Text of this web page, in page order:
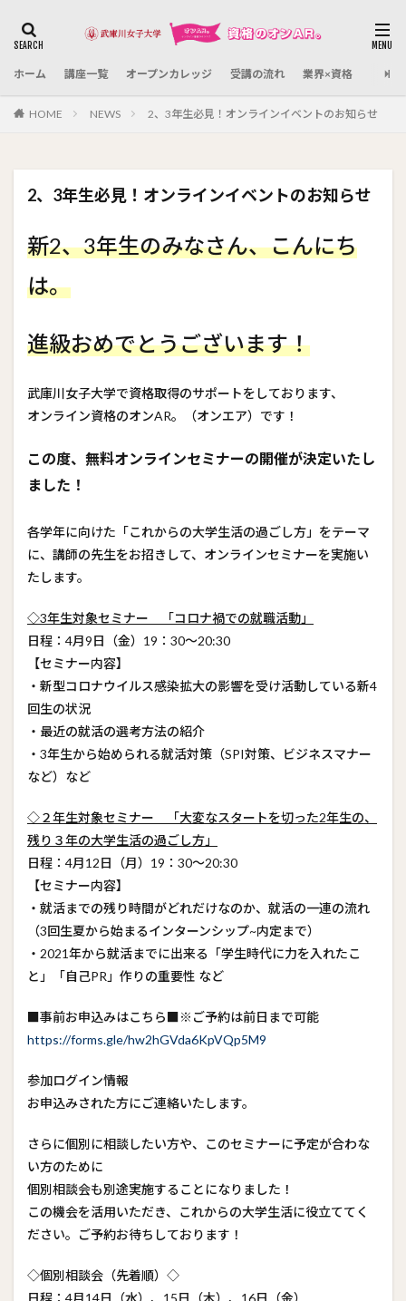
ホーム 講座一覧 オープンカレッジ 受講の流れ 業界×資格
HOME NEWS 2、3年生必見！オンラインイベントのお知らせ
2、3年生必見！オンラインイベントのお知らせ
新2、3年生のみなさん、こんにち
は。
進級おめでとうございます！
武庫川女子大学で資格取得のサポートをしております、
オンライン資格のオンAR。（オンエア）です！
この度、無料オンラインセミナーの開催が決定いたし
ました！
各学年に向けた「これからの大学生活の過ごし方」をテーマ
に、講師の先生をお招きして、オンラインセミナーを実施い
たします。
◇3年生対象セミナー 「コロナ禍での就職活動」
日程：4月9日（金）19：30～20:30
【セミナー内容】
・新型コロナウイルス感染拡大の影響を受け活動している新4
回生の状況
・最近の就活の選考方法の紹介
・3年生から始められる就活対策（SPI対策、ビジネスマナー
など）など
◇２年生対象セミナー 「大変なスタートを切った2年生の、
残り３年の大学生活の過ごし方」
日程：4月12日（月）19：30～20:30
【セミナー内容】
・就活までの残り時間がどれだけなのか、就活の一連の流れ
（3回生夏から始まるインターンシップ~内定まで）
・2021年から就活までに出来る「学生時代に力を入れたこ
と」「自己PR」作りの重要性 など
■事前お申込みはこちら■※ご予約は前日まで可能
https://forms.gle/hw2hGVda6KpVQp5M9
参加ログイン情報
お申込みされた方にご連絡いたします。
さらに個別に相談したい方や、このセミナーに予定が合わな
い方のために
個別相談会も別途実施することになりました！
この機会を活用いただき、これからの大学生活に役立ててく
ださい。ご予約お待ちしております！
◇個別相談会（先着順）◇
日程：4月14日（水）、15日（木）、16日（金）
検索